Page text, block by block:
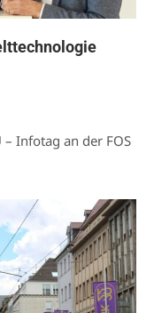
Infotag an der FOS